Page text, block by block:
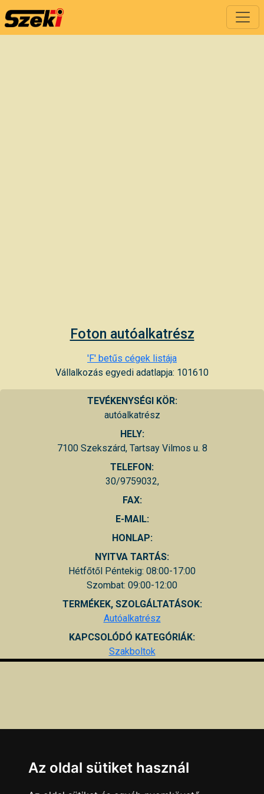
Foton autóalkatrész
'F' betűs cégek listája
Vállalkozás egyedi adatlapja: 101610
TEVÉKENYSÉGI KÖR:
autóalkatrész
HELY:
7100 Szekszárd, Tartsay Vilmos u. 8
TELEFON:
30/9759032,
FAX:
E-MAIL:
HONLAP:
NYITVA TARTÁS:
Hétfőtől Péntekig: 08:00-17:00
Szombat: 09:00-12:00
TERMÉKEK, SZOLGÁLTATÁSOK:
Autóalkatrész
KAPCSOLÓDÓ KATEGÓRIÁK:
Szakboltok
Az oldal sütiket használ